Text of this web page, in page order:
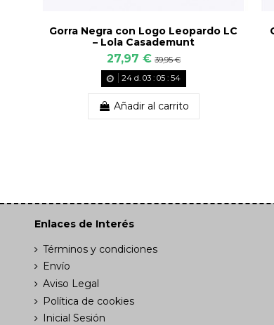
Gorra Negra con Logo Leopardo LC
– Lola Casademunt
27,97 € 39,95 €
24 d. 03 :05 :53
Añadir al carrito
Enlaces de Interés
Términos y condiciones
Envío
Aviso Legal
Política de cookies
Inicial Sesión